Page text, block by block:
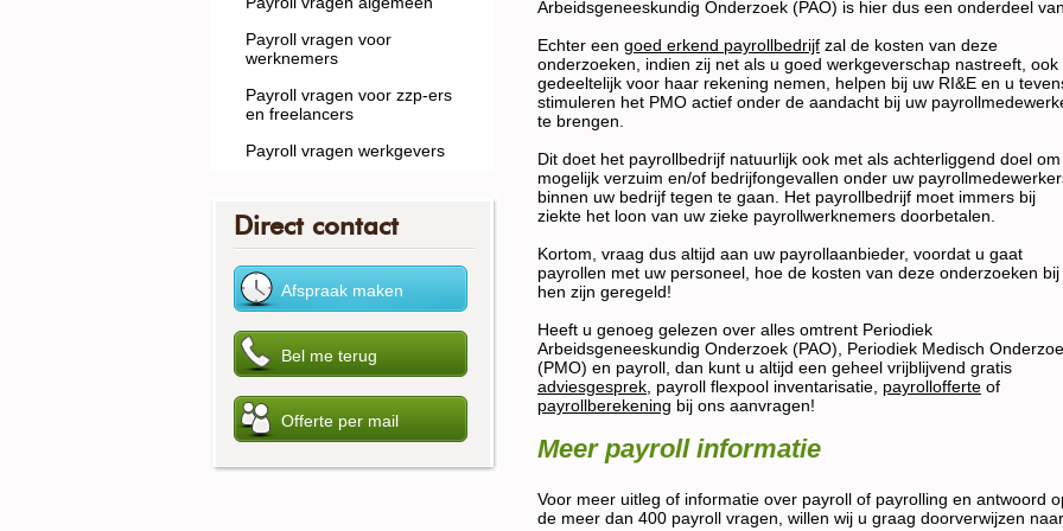
Arbeidsgeneeskundig Onderzoek (PAO) is hier dus een onderdeel van.
Echter een goed erkend payrollbedrijf zal de kosten van deze
onderzoeken, indien zij net als u goed werkgeverschap nastreeft, ook
gedeeltelijk voor haar rekening nemen, helpen bij uw RI&E en u
stimuleren het PMO actief onder de aandacht bij uw
te brengen.
Dit doet het payrollbedrijf natuurlijk ook met als achterliggend doel om
mogelijk verzuim en/of bedrijfongevallen onder uw
binnen uw bedrijf tegen te gaan. Het payrollbedrijf moet immers bij
ziekte het loon van uw zieke payrollwerknemers doorbetalen.
Kortom, vraag dus altijd aan uw payrollaanbieder, voordat u gaat
payrollen met uw personeel, hoe de kosten van deze onderzoeken bij
hen zijn geregeld!
Heeft u genoeg gelezen over alles omtrent Periodiek
Arbeidsgeneeskundig Onderzoek (PAO), Periodiek Medisch
(PMO) en payroll, dan kunt u altijd een geheel vrijblijvend gratis
adviesgesprek , payroll flexpool inventarisatie, payrollofferte of
payrollberekening bij ons aanvragen!
Meer payroll informatie
Voor meer uitleg of informatie over payroll of payrolling en antwoord
de meer dan 400 payroll vragen, willen wij u graag doorverwijzen
Payroll vragen voor
werknemers
Payroll vragen voor zzp-ers
en freelancers
Payroll vragen werkgevers
Direct contact